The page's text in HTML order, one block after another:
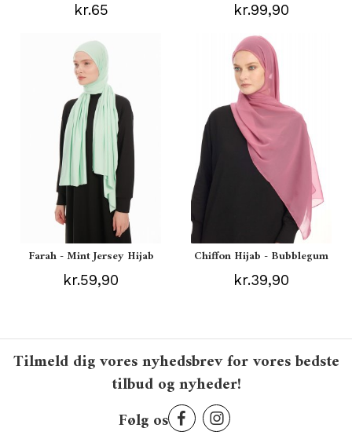
kr.65 kr.99,90
Farah - Mint Jersey Hijab
kr.59,90
Chiffon Hijab - Bubblegum
kr.39,90
Tilmeld dig vores nyhedsbrev for vores bedste
tilbud og nyheder!
Følg os